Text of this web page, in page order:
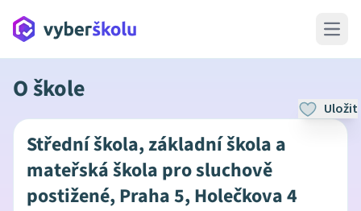
Open
O škole
Uložit
Střední škola, základní škola a
mateřská škola pro sluchově
postižené, Praha 5, Holečkova 4